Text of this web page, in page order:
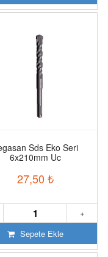
Sds Eko Seri
6x210mm Uc
27,50 ₺
+
Sepete Ekle